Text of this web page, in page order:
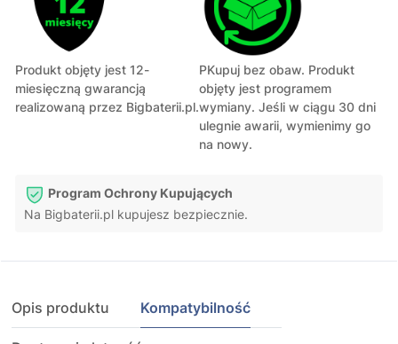
Produkt objęty jest 12-
miesięczną gwarancją
realizowaną przez Bigbaterii.pl.
PKupuj bez obaw. Produkt
objęty jest programem
wymiany. Jeśli w ciągu 30 dni
ulegnie awarii, wymienimy go
na nowy.
Program Ochrony Kupujących
Na Bigbaterii.pl kupujesz bezpiecznie.
Opis produktu Kompatybilność